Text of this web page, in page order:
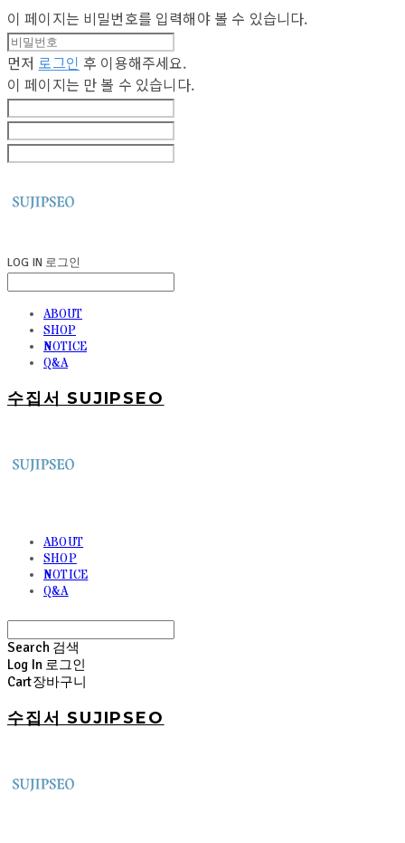
이 페이지는 비밀번호를 입력해야 볼 수 있습니다.
먼저 로그인 후 이용해주세요.
이 페이지는 만 볼 수 있습니다.
LOG IN 로그인
ABOUT
SHOP
NOTICE
Q&A
수집서 SUJIPSEO
ABOUT
SHOP
NOTICE
Q&A
Search 검색
Log In 로그인
Cart장바구니
수집서 SUJIPSEO